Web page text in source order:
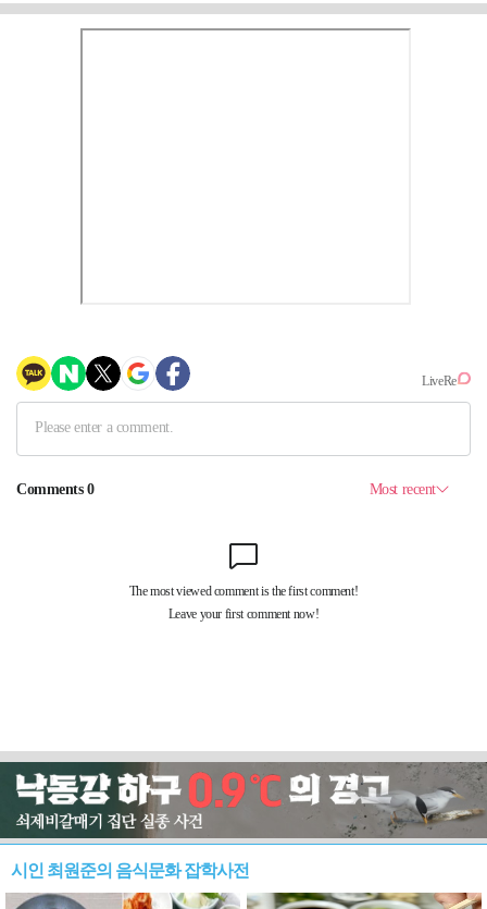
시인 최원준의 음식문화 잡학사전